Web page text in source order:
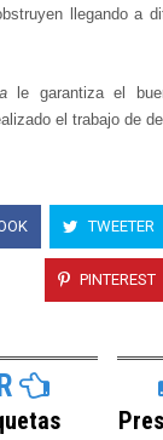
llegando a
le garantiza el
el trabajo de
TWEETER
PINTEREST